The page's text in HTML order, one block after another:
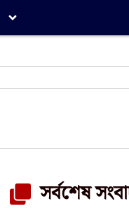
সর্বশেষ